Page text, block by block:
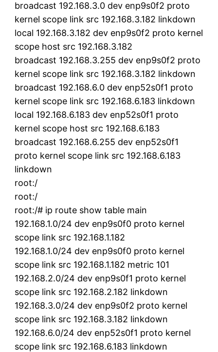
broadcast 192.168.3.0 dev enp9s0f2 proto
kernel scope link src 192.168.3.182 linkdown
local 192.168.3.182 dev enp9s0f2 proto kernel
scope host src 192.168.3.182
broadcast 192.168.3.255 dev enp9s0f2 proto
kernel scope link src 192.168.3.182 linkdown
broadcast 192.168.6.0 dev enp52s0f1 proto
kernel scope link src 192.168.6.183 linkdown
local 192.168.6.183 dev enp52s0f1 proto
kernel scope host src 192.168.6.183
broadcast 192.168.6.255 dev enp52s0f1
proto kernel scope link src 192.168.6.183
linkdown
root:/
root:/
root:/# ip route show table main
192.168.1.0/24 dev enp9s0f0 proto kernel
scope link src 192.168.1.182
192.168.1.0/24 dev enp9s0f0 proto kernel
scope link src 192.168.1.182 metric 101
192.168.2.0/24 dev enp9s0f1 proto kernel
scope link src 192.168.2.182 linkdown
192.168.3.0/24 dev enp9s0f2 proto kernel
scope link src 192.168.3.182 linkdown
192.168.6.0/24 dev enp52s0f1 proto kernel
scope link src 192.168.6.183 linkdown